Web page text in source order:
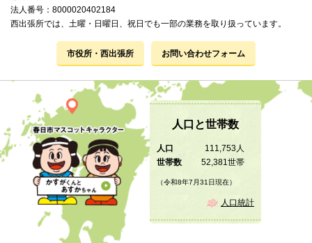
法人番号：8000020402184
西出張所では、土曜・日曜日、祝日でも一部の業務を取り扱っています。
市役所・西出張所 お問い合わせフォーム
人口と世帯数
人口
111,753人
世帯数
52,381世帯
（令和8年7月31日現在）
人口統計